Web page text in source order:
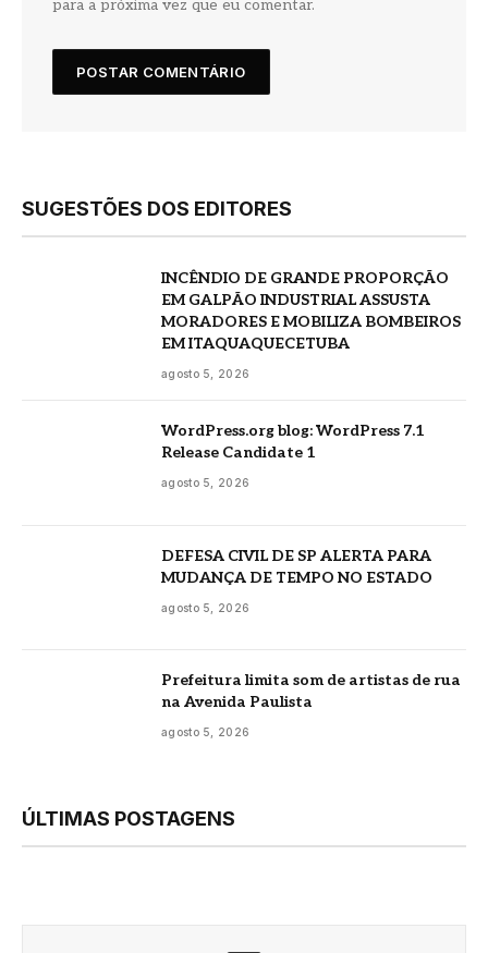
para a próxima vez que eu comentar.
SUGESTÕES DOS EDITORES
INCÊNDIO DE GRANDE PROPORÇÃO
EM GALPÃO INDUSTRIAL ASSUSTA
MORADORES E MOBILIZA BOMBEIROS
EM ITAQUAQUECETUBA
agosto 5, 2026
WordPress.org blog: WordPress 7.1
Release Candidate 1
agosto 5, 2026
DEFESA CIVIL DE SP ALERTA PARA
MUDANÇA DE TEMPO NO ESTADO
agosto 5, 2026
Prefeitura limita som de artistas de rua
na Avenida Paulista
agosto 5, 2026
ÚLTIMAS POSTAGENS